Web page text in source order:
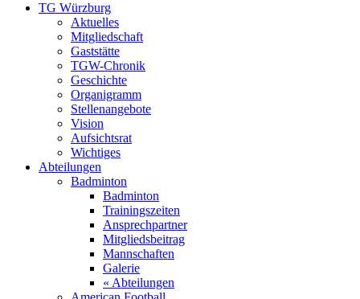
TG Würzburg
Aktuelles
Mitgliedschaft
Gaststätte
TGW-Chronik
Geschichte
Organigramm
Stellenangebote
Vision
Aufsichtsrat
Wichtiges
Abteilungen
Badminton
Badminton
Trainingszeiten
Ansprechpartner
Mitgliedsbeitrag
Mannschaften
Galerie
« Abteilungen